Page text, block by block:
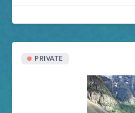
PRIVATE